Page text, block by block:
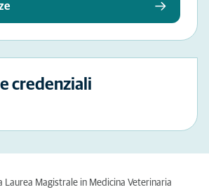
credenziali
Laurea Magistrale in Medicina Veterinaria